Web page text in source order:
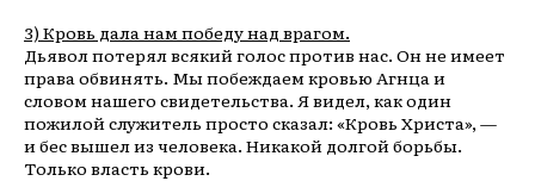
3) Кровь дала нам победу над врагом.
Дьявол потерял всякий голос против нас. Он не имеет
права обвинять. Мы побеждаем кровью Агнца и
словом нашего свидетельства. Я видел, как один
пожилой служитель просто сказал: «Кровь Христа», —
и бес вышел из человека. Никакой долгой борьбы.
Только власть крови.